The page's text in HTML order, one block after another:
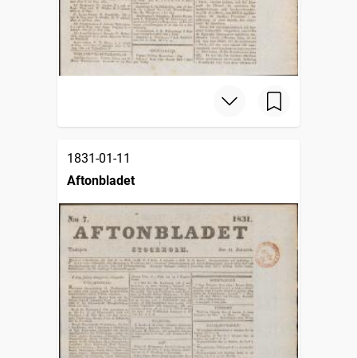
1831-01-11
Aftonbladet